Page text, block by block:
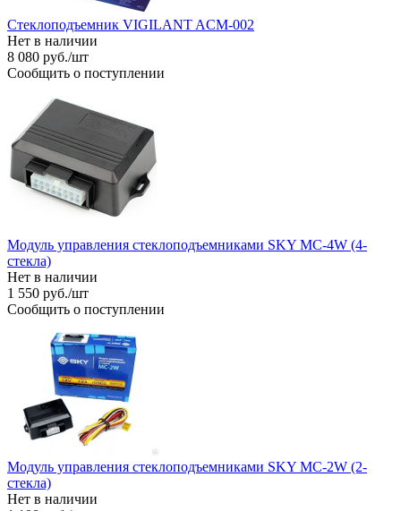
Стеклоподъемник VIGILANT ACM-002
Нет в наличии
8 080 руб./шт
Сообщить о поступлении
Модуль управления стеклоподъемниками SKY MC-4W (4-
стекла)
Нет в наличии
1 550 руб./шт
Сообщить о поступлении
Модуль управления стеклоподъемниками SKY MC-2W (2-
стекла)
Нет в наличии